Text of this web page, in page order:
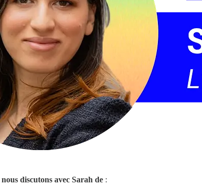
discutons avec Sarah de :